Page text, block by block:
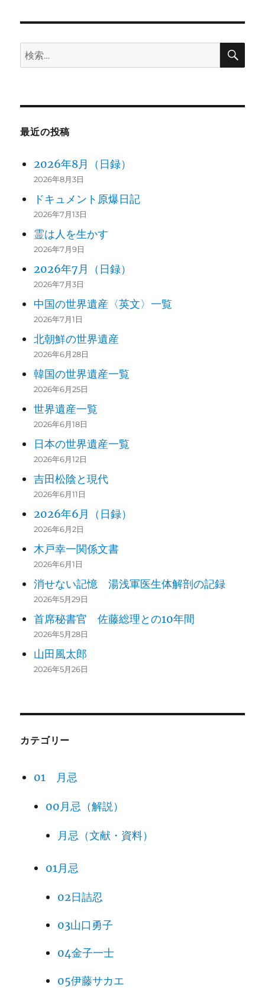
ン
検
索:
検
最近の投稿
2026年8月（日録）
2026年8月3日
ドキュメント原爆日記
2026年7月13日
霊は人を生かす
2026年7月9日
2026年7月（日録）
2026年7月3日
中国の世界遺産〈英文〉一覧
2026年7月1日
北朝鮮の世界遺産
2026年6月28日
韓国の世界遺産一覧
2026年6月25日
世界遺産一覧
2026年6月18日
日本の世界遺産一覧
2026年6月12日
吉田松陰と現代
2026年6月11日
2026年6月（日録）
2026年6月2日
木戸幸一関係文書
2026年6月1日
消せない記憶 湯浅軍医生体解剖の記録
2026年5月29日
首席秘書官 佐藤総理との10年間
2026年5月28日
山田風太郎
2026年5月26日
カテゴリー
01 月忌
00月忌（解説）
月忌（文献・資料）
01月忌
02日詰忍
03山口勇子
04金子一士
05伊藤サカエ